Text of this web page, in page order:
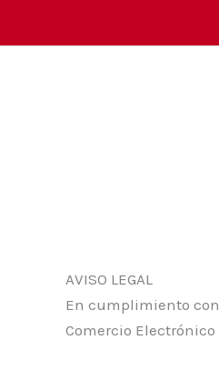
AVISO LEGAL
En cumplimiento con
Comercio